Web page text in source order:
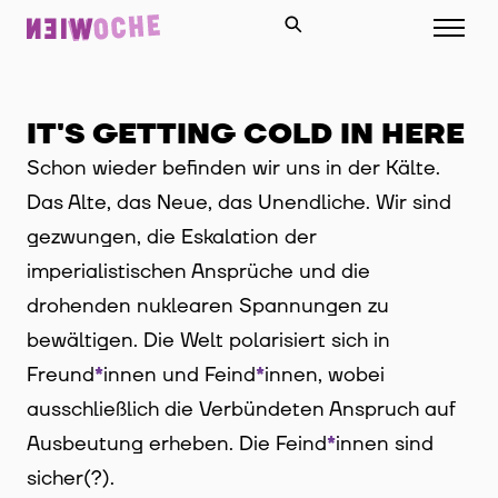
IT'S GETTING COLD IN HERE
Schon wieder befinden wir uns in der Kälte.
Das Alte, das Neue, das Unendliche. Wir sind
gezwungen, die Eskalation der
imperialistischen Ansprüche und die
drohenden nuklearen Spannungen zu
bewältigen. Die Welt polarisiert sich in
Freund*innen Innen
und Feind*innenInnen
, wobei
ausschließlich die Verbündeten Anspruch auf
Ausbeutung erheben. Die Feind*innen Innen
sind
sicher(?).